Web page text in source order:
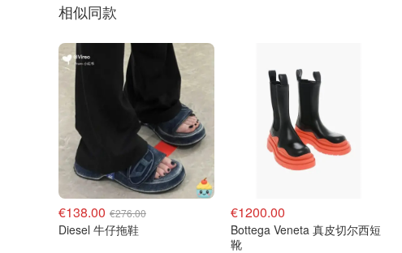
相似同款
€138.00 €276.00
Diesel 牛仔拖鞋
€1200.00
Bottega Veneta 真皮切尔西短
靴